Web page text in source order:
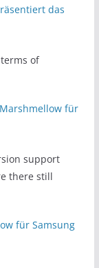
das
of
für
support
there still
für Samsung